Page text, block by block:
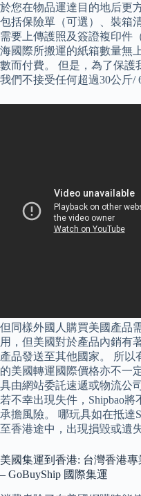
於您在物品運達目的地后更
包括保險單（可選）、裝箱
需要上傳護照及簽證複印件
海國際所搬運的紙箱數量無
數而付費。 但是，為了保護
我們不接受任何超過30公斤/
但同樣外國人購買美國產品
用，但美國對於產品內銷有
產品發送至其他國家。 所以
的美國轉運國際價格亦不一
具由網站委託速遞或物流公
若不幸出現失件，Shipbao
承擔風險。 哪玩具如在抵達
至香港途中，出現損毀或遺
美國集運到香港: 台灣香港
– GoBuyShip 國際集運